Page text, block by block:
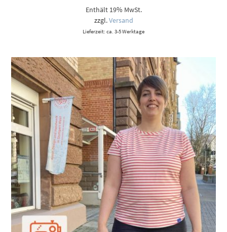
Enthält 19% MwSt.
zzgl.Versand
Lieferzeit: ca. 3-5 Werktage